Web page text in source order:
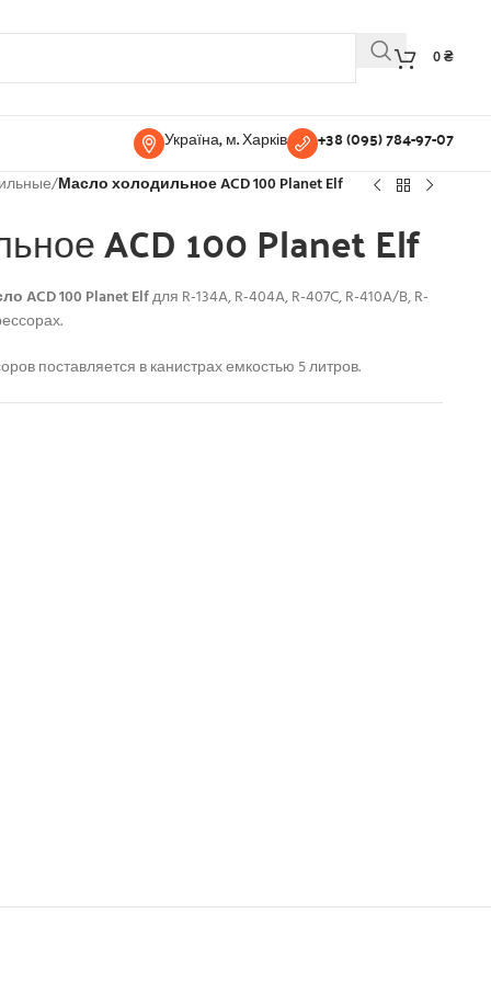
0₴
Україна, м. Харків +38 (095) 784-97-07
/Масло холодильное ACD 100 Planet Elf
ACD 100 Planet Elf
ACD 100 Planet Elfдля R-134A, R-404A, R-407C, R-410A/B, R-
поставляется в канистрах емкостью 5 литров.